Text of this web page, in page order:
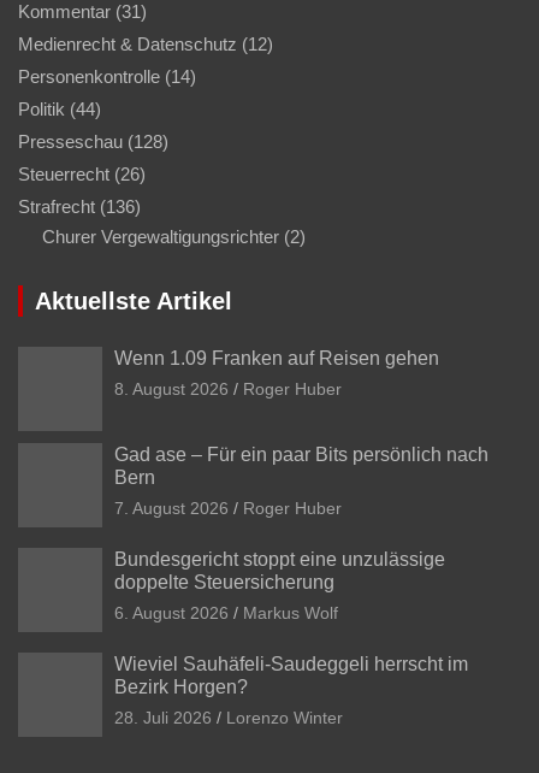
Kommentar (31)
Medienrecht & Datenschutz (12)
Personenkontrolle (14)
Politik (44)
Presseschau (128)
Steuerrecht (26)
Strafrecht (136)
Churer Vergewaltigungsrichter (2)
Aktuellste Artikel
Wenn 1.09 Franken auf Reisen gehen
8. August 2026 Roger Huber
Gad ase – Für ein paar Bits persönlich nach
Bern
7. August 2026 Roger Huber
Bundesgericht stoppt eine unzulässige
doppelte Steuersicherung
6. August 2026 Markus Wolf
Wieviel Sauhäfeli-Saudeggeli herrscht im
Bezirk Horgen?
28. Juli 2026 Lorenzo Winter